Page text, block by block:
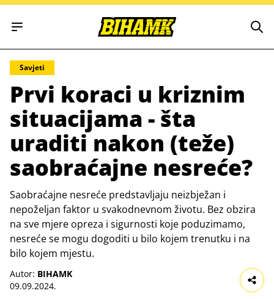
Open main menu
Savjeti
Prvi koraci u kriznim
situacijama - šta
uraditi nakon (teže)
saobraćajne nesreće?
Saobraćajne nesreće predstavljaju neizbježan i
nepoželjan faktor u svakodnevnom životu. Bez obzira
na sve mjere opreza i sigurnosti koje poduzimamo,
nesreće se mogu dogoditi u bilo kojem trenutku i na
bilo kojem mjestu.
Autor: BIHAMK
09.09.2024.